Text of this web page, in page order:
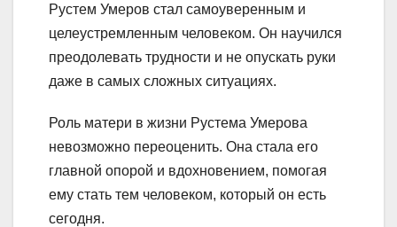
Рустем Умеров стал самоуверенным и
целеустремленным человеком. Он научился
преодолевать трудности и не опускать руки
даже в самых сложных ситуациях.
Роль матери в жизни Рустема Умерова
невозможно переоценить. Она стала его
главной опорой и вдохновением, помогая
ему стать тем человеком, который он есть
сегодня.